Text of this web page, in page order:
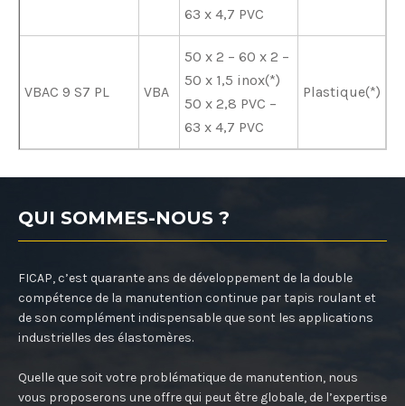
63 x 4,7 PVC
VBAC 9 S7 PL VBA
50 x 2 – 60 x 2 –
50 x 1,5 inox(*)
50 x 2,8 PVC –
63 x 4,7 PVC
Plastique(*)
QUI SOMMES-NOUS ?
FICAP, c’est quarante ans de développement de la double
compétence de la manutention continue par tapis roulant et
de son complément indispensable que sont les applications
industrielles des élastomères.
Quelle que soit votre problématique de manutention, nous
vous proposerons une offre qui peut être globale, de l’expertise